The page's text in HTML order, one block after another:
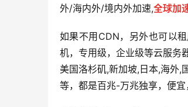
外/海内外/境内外加速,全球加
如果不用CDN，另外也可以
机，专用级，企业级等云服务
美国洛杉矶,新加坡,日本,海外,
等，都是百兆-万兆独享，便宜